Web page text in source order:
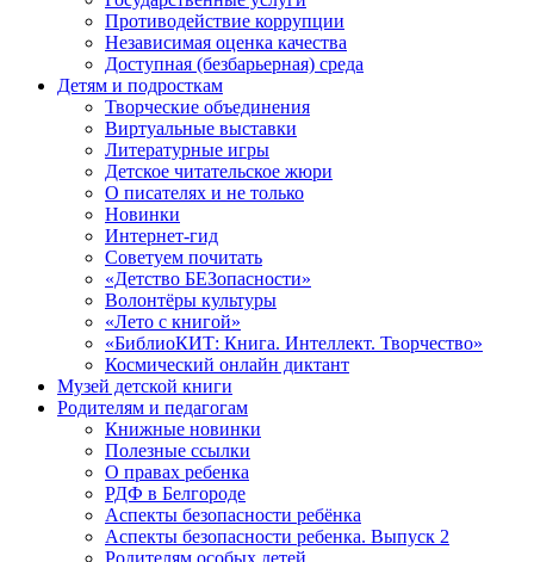
Противодействие коррупции
Независимая оценка качества
Доступная (безбарьерная) среда
Детям и подросткам
Творческие объединения
Виртуальные выставки
Литературные игры
Детское читательское жюри
О писателях и не только
Новинки
Интернет-гид
Советуем почитать
«Детство БЕЗопасности»
Волонтёры культуры
«Лето с книгой»
«БиблиоКИТ: Книга. Интеллект. Творчество»
Космический онлайн диктант
Музей детской книги
Родителям и педагогам
Книжные новинки
Полезные ссылки
О правах ребенка
РДФ в Белгороде
Аспекты безопасности ребёнка
Аспекты безопасности ребенка. Выпуск 2
Родителям особых детей